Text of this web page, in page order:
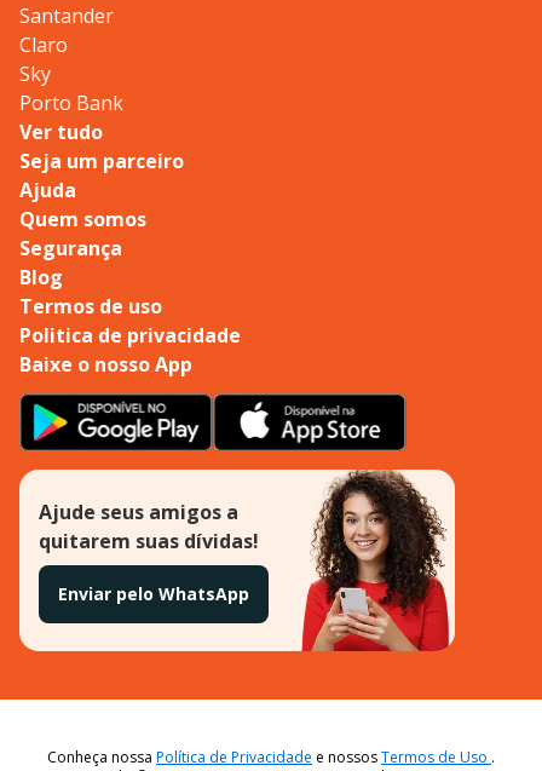
Santander
Claro
Sky
Porto Bank
Ver tudo
Seja um parceiro
Ajuda
Quem somos
Segurança
Blog
Termos de uso
Politica de privacidade
Baixe o nosso App
Ajude seus amigos a
quitarem suas dívidas!
Enviar pelo WhatsApp
Conheça nossa Política de Privacidade e nossosTermos de Uso .